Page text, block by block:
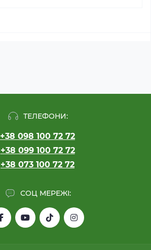
ТЕЛЕФОНИ:
+38 098 100 72 72
+38 099 100 72 72
+38 073 100 72 72
СОЦ МЕРЕЖІ: